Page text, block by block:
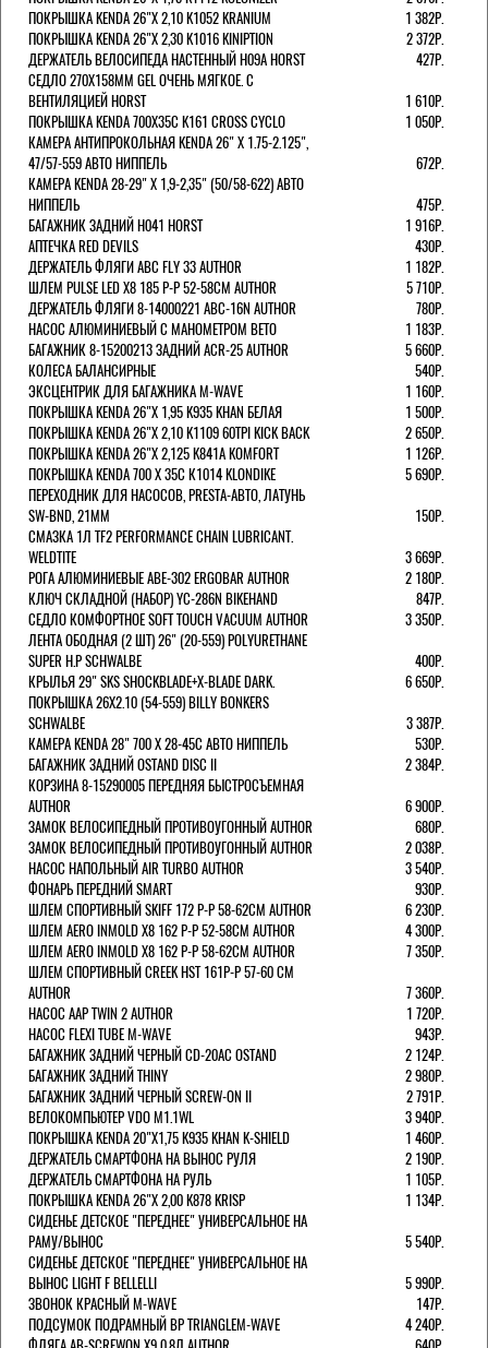
ПОКРЫШКА KENDA 26"Х 2,10 K1052 KRANIUM
1 382Р.
ПОКРЫШКА KENDA 26"Х 2,30 K1016 KINIPTION
2 372Р.
ДЕРЖАТЕЛЬ ВЕЛОСИПЕДА НАСТЕННЫЙ H09A HORST
427Р.
СЕДЛО 270Х158ММ GEL ОЧЕНЬ МЯГКОЕ. С
ВЕНТИЛЯЦИЕЙ HORST
1 610Р.
ПОКРЫШКА KENDA 700Х35С K161 CROSS CYCLO
1 050Р.
КАМЕРА АНТИПРОКОЛЬНАЯ KENDA 26" Х 1.75-2.125",
47/57-559 АВТО НИППЕЛЬ
672Р.
КАМЕРА KENDA 28-29" Х 1,9-2,35" (50/58-622) АВТО
НИППЕЛЬ
475Р.
БАГАЖНИК ЗАДНИЙ H041 HORST
1 916Р.
АПТЕЧКА RED DEVILS
430Р.
ДЕРЖАТЕЛЬ ФЛЯГИ АВС FLY 33 AUTHOR
1 182Р.
ШЛЕМ PULSE LED X8 185 Р-Р 52-58СМ AUTHOR
5 710Р.
ДЕРЖАТЕЛЬ ФЛЯГИ 8-14000221 ABC-16N AUTHOR
780Р.
НАСОС АЛЮМИНИЕВЫЙ С МАНОМЕТРОМ BETO
1 183Р.
БАГАЖНИК 8-15200213 ЗАДНИЙ ACR-25 AUTHOR
5 660Р.
КОЛЕСА БАЛАНСИРНЫЕ
540Р.
ЭКСЦЕНТРИК ДЛЯ БАГАЖНИКА M-WAVE
1 160Р.
ПОКРЫШКА KENDA 26"Х 1,95 K935 KHAN БЕЛАЯ
1 500Р.
ПОКРЫШКА KENDA 26"Х 2,10 K1109 60TPI KICK BACK
2 650Р.
ПОКРЫШКА KENDA 26"Х 2,125 K841A KOMFORT
1 126Р.
ПОКРЫШКА KENDA 700 Х 35С К1014 KLONDIKE
5 690Р.
ПЕРЕХОДНИК ДЛЯ НАСОСОВ, PRESTA-АВТО, ЛАТУНЬ
SW-BND, 21ММ
150Р.
СМАЗКА 1Л TF2 PERFORMANCE CHAIN LUBRICANT.
WELDTITE
3 669Р.
РОГА АЛЮМИНИЕВЫЕ ABE-302 ERGOBAR AUTHOR
2 180Р.
КЛЮЧ СКЛАДНОЙ (НАБОР) YC-286N BIKEHAND
847Р.
СЕДЛО КОМФОРТНОЕ SOFT TOUCH VACUUM AUTHOR
3 350Р.
ЛЕНТА ОБОДНАЯ (2 ШТ) 26" (20-559) POLYURETHANE
SUPER H.P SCHWALBE
400Р.
КРЫЛЬЯ 29" SKS SHOCKBLADE+X-BLADE DARK.
6 650Р.
ПОКРЫШКА 26X2.10 (54-559) BILLY BONKERS
SCHWALBE
3 387Р.
КАМЕРА KENDA 28" 700 Х 28-45С АВТО НИППЕЛЬ
530Р.
БАГАЖНИК ЗАДНИЙ OSTAND DISC II
2 384Р.
КОРЗИНА 8-15290005 ПЕРЕДНЯЯ БЫСТРОСЪЕМНАЯ
AUTHOR
6 900Р.
ЗАМОК ВЕЛОСИПЕДНЫЙ ПРОТИВОУГОННЫЙ AUTHOR
680Р.
ЗАМОК ВЕЛОСИПЕДНЫЙ ПРОТИВОУГОННЫЙ AUTHOR
2 038Р.
НАСОС НАПОЛЬНЫЙ AIR TURBO AUTHOR
3 540Р.
ФОНАРЬ ПЕРЕДНИЙ SMART
930Р.
ШЛЕМ СПОРТИВНЫЙ SKIFF 172 Р-Р 58-62СМ AUTHOR
6 230Р.
ШЛЕМ AERO INMOLD X8 162 Р-Р 52-58СМ AUTHOR
4 300Р.
ШЛЕМ AERO INMOLD X8 162 Р-Р 58-62СМ AUTHOR
7 350Р.
ШЛЕМ СПОРТИВНЫЙ CREEK HST 161Р-Р 57-60 СМ
AUTHOR
7 360Р.
НАСОС AAP TWIN 2 AUTHOR
1 720Р.
НАСОС FLEXI TUBE M-WAVE
943Р.
БАГАЖНИК ЗАДНИЙ ЧЕРНЫЙ СD-20AC OSTAND
2 124Р.
БАГАЖНИК ЗАДНИЙ THINY
2 980Р.
БАГАЖНИК ЗАДНИЙ ЧЕРНЫЙ SCREW-ON II
2 791Р.
ВЕЛОКОМПЬЮТЕР VDO M1.1WL
3 940Р.
ПОКРЫШКА KENDA 20"Х1,75 K935 KHAN K-SHIELD
1 460Р.
ДЕРЖАТЕЛЬ СМАРТФОНА НА ВЫНОС РУЛЯ
2 190Р.
ДЕРЖАТЕЛЬ СМАРТФОНА НА РУЛЬ
1 105Р.
ПОКРЫШКА KENDA 26"Х 2,00 K878 KRISP
1 134Р.
СИДЕНЬЕ ДЕТСКОЕ "ПЕРЕДНЕЕ" УНИВЕРСАЛЬНОЕ НА
РАМУ/ВЫНОС
5 540Р.
СИДЕНЬЕ ДЕТСКОЕ "ПЕРЕДНЕЕ" УНИВЕРСАЛЬНОЕ НА
ВЫНОС LIGHT F BELLELLI
5 990Р.
ЗВОНОК КРАСНЫЙ M-WAVE
147Р.
ПОДСУМОК ПОДРАМНЫЙ BP TRIANGLEM-WAVE
4 240Р.